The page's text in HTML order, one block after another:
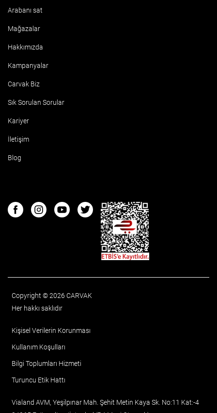
Arabanı sat
Mağazalar
Hakkımızda
Kampanyalar
Carvak Biz
Sık Sorulan Sorular
Kariyer
İletişim
Blog
FacebookInstagramYoutubeTwitter
ETBIS
Copyright © 2026 CARVAK
Her hakkı saklıdır
Kişisel Verilerin Korunması
Kullanım Koşulları
Bilgi Toplumları Hizmeti
Turuncu Etik Hattı
Vialand AVM, Yeşilpınar Mah. Şehit Metin Kaya Sk. No:11 Kat:-4